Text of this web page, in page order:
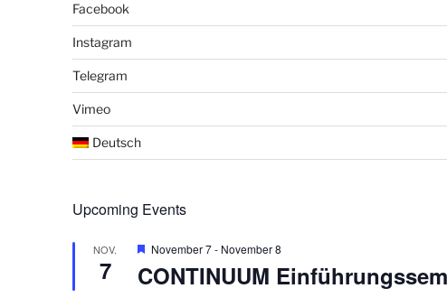
Facebook
Instagram
Telegram
Vimeo
Deutsch
Upcoming Events
NOV.
7
H
r
November 7- November 8
CONTINUUM